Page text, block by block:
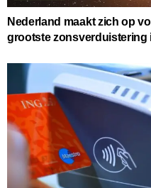
Nederland maakt zich op
grootste zonsverduistering